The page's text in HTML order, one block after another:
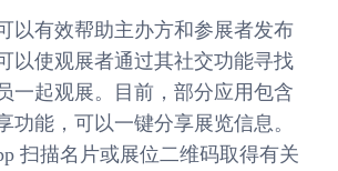
以有效帮助主办方和参展者发布
以使观展者通过其社交功能寻找
一起观展。目前，部分应用包含
功能，可以一键分享展览信息。
扫描名片或展位二维码取得有关